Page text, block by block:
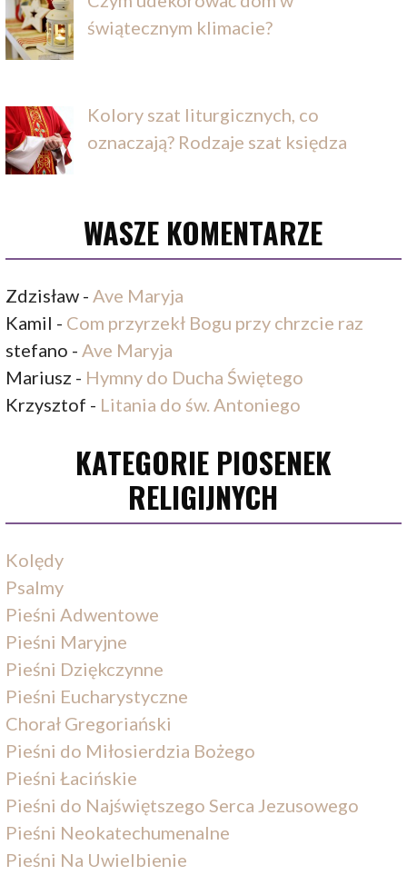
świątecznym klimacie?
Kolory szat liturgicznych, co
oznaczają? Rodzaje szat księdza
WASZE KOMENTARZE
Zdzisław -Ave Maryja
Kamil - Com przyrzekł Bogu przy chrzcie raz
stefano -Ave Maryja
Mariusz - Hymny do Ducha Świętego
Krzysztof - Litania do św. Antoniego
KATEGORIE PIOSENEK
RELIGIJNYCH
Kolędy
Psalmy
Pieśni Adwentowe
Pieśni Maryjne
Pieśni Dziękczynne
Pieśni Eucharystyczne
Chorał Gregoriański
Pieśni do Miłosierdzia Bożego
Pieśni Łacińskie
Pieśni do Najświętszego Serca Jezusowego
Pieśni Neokatechumenalne
Pieśni Na Uwielbienie